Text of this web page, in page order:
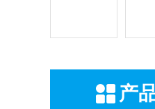
产